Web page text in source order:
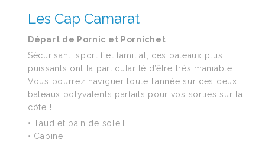
Les Cap Camarat
Départ de Pornic et Pornichet
Sécurisant, sportif et familial, ces bateaux plus
puissants ont la particularité d’être très maniable.
Vous pourrez naviguer toute l’année sur ces deux
bateaux polyvalents parfaits pour vos sorties sur la
côte !
• Taud et bain de soleil
• Cabine